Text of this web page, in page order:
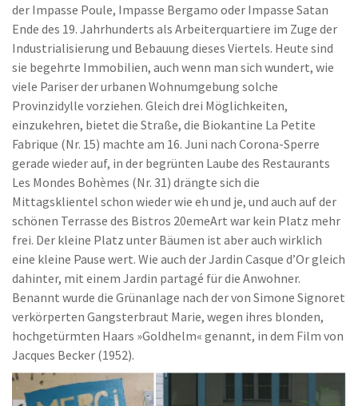
der Impasse Poule, Impasse Bergamo oder Impasse Satan
Ende des 19. Jahrhunderts als Arbeiterquartiere im Zuge der
Industrialisierung und Bebauung dieses Viertels. Heute sind
sie begehrte Immobilien, auch wenn man sich wundert, wie
viele Pariser der urbanen Wohnumgebung solche
Provinzidylle vorziehen. Gleich drei Möglichkeiten,
einzukehren, bietet die Straße, die Biokantine La Petite
Fabrique (Nr. 15) machte am 16. Juni nach Corona-Sperre
gerade wieder auf, in der begrünten Laube des Restaurants
Les Mondes Bohèmes (Nr. 31) drängte sich die
Mittagsklientel schon wieder wie eh und je, und auch auf der
schönen Terrasse des Bistros 20emeArt war kein Platz mehr
frei. Der kleine Platz unter Bäumen ist aber auch wirklich
eine kleine Pause wert. Wie auch der Jardin Casque d’Or gleich
dahinter, mit einem Jardin partagé für die Anwohner.
Benannt wurde die Grünanlage nach der von Simone Signoret
verkörperten Gangsterbraut Marie, wegen ihres blonden,
hochgetürmten Haars »Goldhelm« genannt, in dem Film von
Jacques Becker (1952).